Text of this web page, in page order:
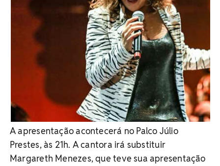
A apresentação acontecerá no Palco Júlio
Prestes, às 21h. A cantora irá substituir
Margareth Menezes, que teve sua apresentação